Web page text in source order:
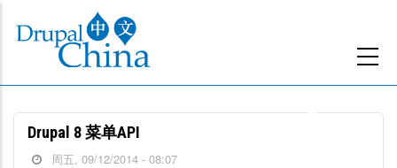
主
要
Drupal 8 菜单API
周五, 09/12/2014 - 08:07